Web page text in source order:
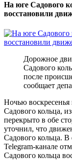
На юге Садового
восстановили
Дорожное
Садового
после
сообщает
Ночью
Садового кольца,
перекрыто в обе
уточнил, что
Садового кольца. В
Telegram-канале
Садового кольца